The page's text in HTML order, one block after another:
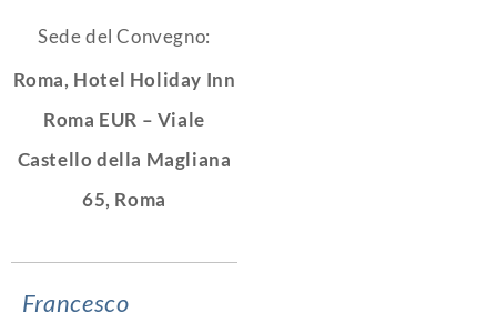
Sede del Convegno:
Roma, Hotel Holiday Inn
Roma EUR – Viale
Castello della Magliana
65, Roma
Francesco